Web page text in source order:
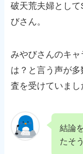
破天荒夫婦とし
びさん。
みやびさんのキ
は？と言う声が
査を受けていまし
結論
たそ